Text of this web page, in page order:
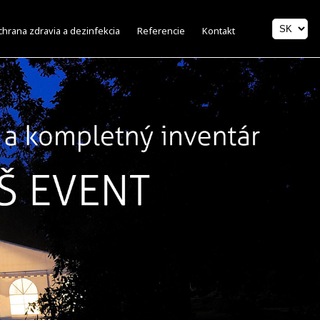
zdravia a dezinfekcia Referencie Kontakt